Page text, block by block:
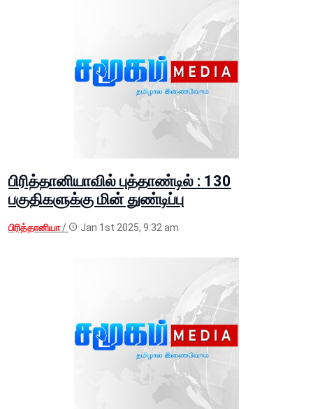
பிரித்தானியாவில் புத்தாண்டில் : 130
பகுதிகளுக்கு மின் துண்டிப்பு
பிரித்தானியா/ Jan 1st 2025, 9:32 am